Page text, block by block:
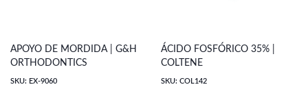
APOYO DE MORDIDA | G&H
ORTHODONTICS
SKU: EX-9060
ÁCIDO FOSFÓRICO 35% |
COLTENE
SKU: COL142